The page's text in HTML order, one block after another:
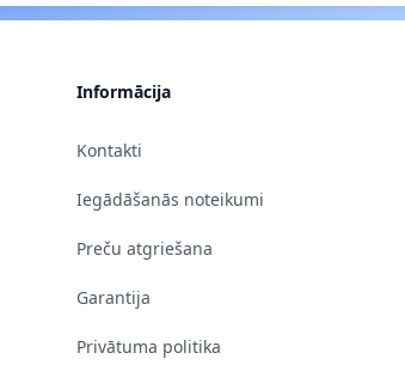
Informācija
Kontakti
Iegādāšanās noteikumi
Preču atgriešana
Garantija
Privātuma politika